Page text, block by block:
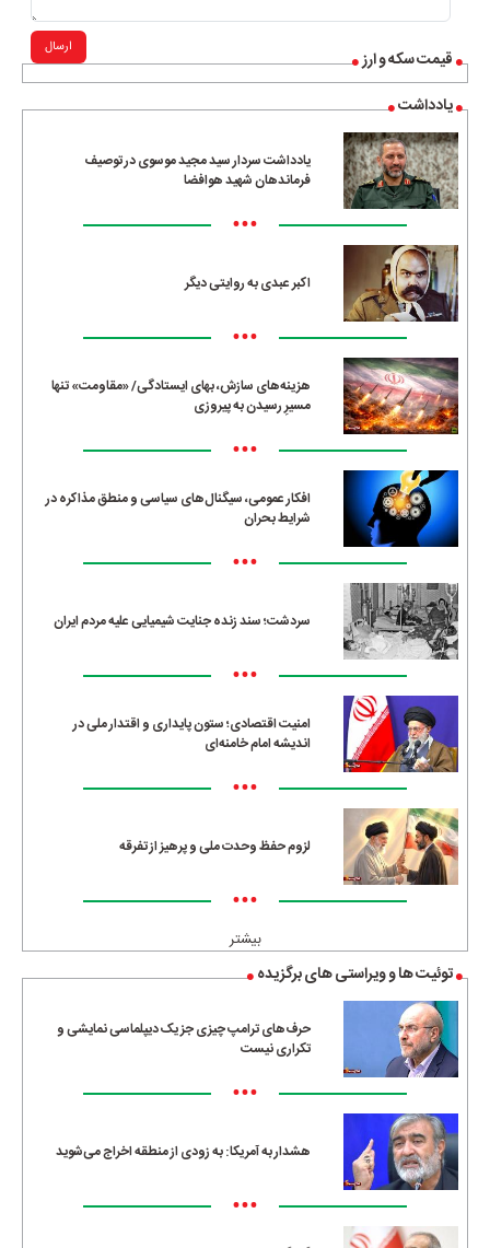
قیمت سکه و ارز
یادداشت
یادداشت سردار سید مجید موسوی در توصیف
فرماندهان شهید هوافضا
•••
اکبر عبدی به روایتی دیگر
•••
هزینه‌های سازش، بهای ایستادگی/ «مقاومت» تنها
مسیرِ رسیدن به پیروزی
•••
افکار عمومی، سیگنال‌های سیاسی و منطق مذاکره در
شرایط بحران
•••
سردشت؛ سند زنده جنایت شیمیایی علیه مردم ایران
•••
امنیت اقتصادی؛ ستون پایداری و اقتدار ملی در
اندیشه امام خامنه‌ای
•••
لزوم حفظ وحدت ملی و پرهیز از تفرقه
•••
بیشتر
توئیت ها و ویراستی های برگزیده
حرف‌های ترامپ چیزی جز یک دیپلماسی نمایشی و
تکراری نیست
•••
هشدار به آمریکا: به زودی از منطقه اخراج می‌شوید
•••
ارسال